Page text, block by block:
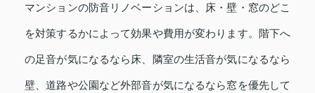
マンションの防音リノベーションは、床・壁・窓のどこ
を対策するかによって効果や費用が変わります。階下へ
の足音が気になるなら床、隣室の生活音が気になるなら
壁、道路や公園など外部音が気になるなら窓を優先して